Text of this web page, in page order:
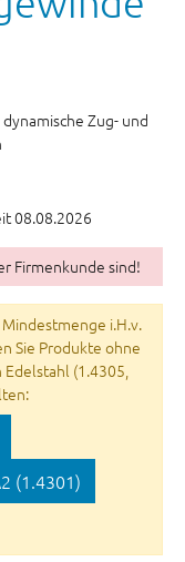
Zug- und
08.08.2026
Firmenkunde sind!
i.H.v.
Sie Produkte ohne
(1.4305,
(1.4301)